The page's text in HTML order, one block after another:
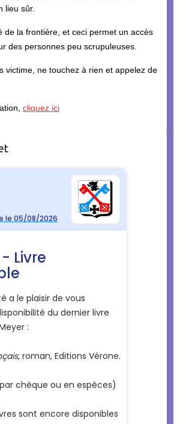
lieu sûr.
de la frontière, et ceci permet un accès
des personnes peu scrupuleuses.
victime, ne touchez à rien et appelez de
cliquez ici